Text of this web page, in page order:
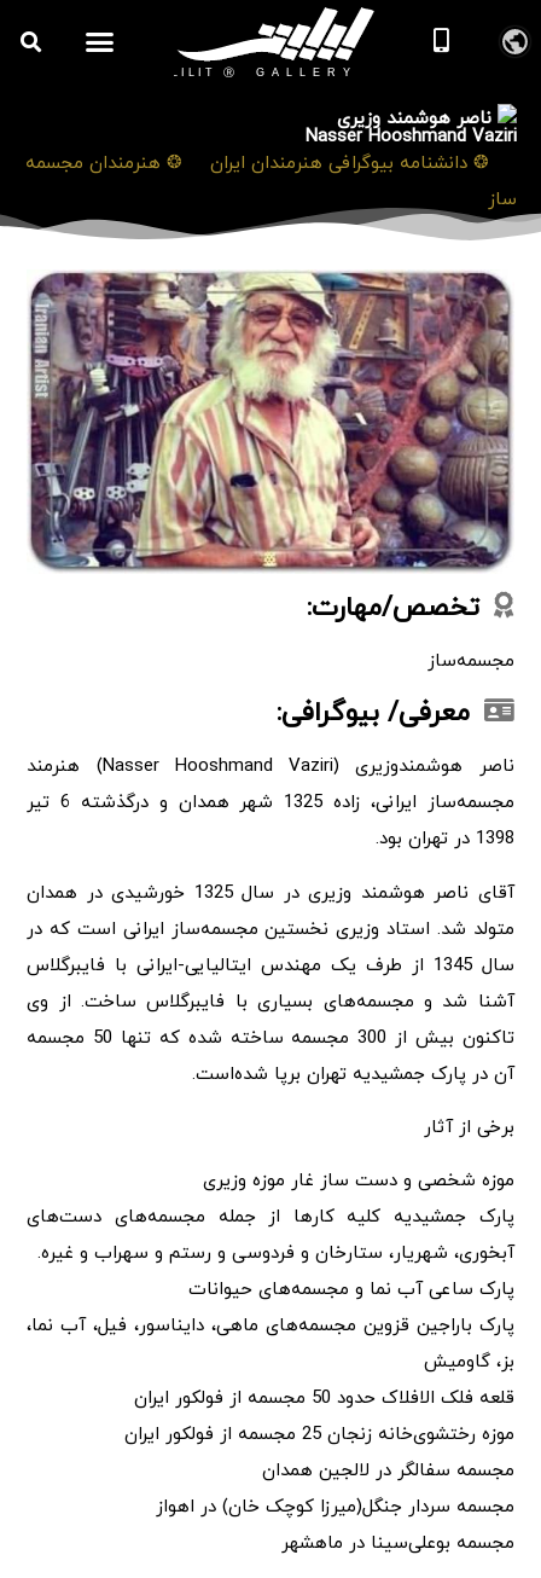
ناصر هوشمند وزیری
Nasser Hooshmand Vaziri
❂ دانشنامه بیوگرافی هنرمندان ایران
❂ هنرمندان مجسمه
ساز
تخصص/مهارت:
مجسمه‌ساز
معرفی/ بیوگرافی:
ناصر هوشمندوزیری (Nasser Hooshmand Vaziri) هنرمند
مجسمه‌ساز ایرانی، زاده 1325 شهر همدان و درگذشته 6 تیر
1398 در تهران بود.
آقای ناصر هوشمند وزیری در سال 1325 خورشیدی در همدان
متولد شد. استاد وزیری نخستین مجسمه‌ساز ایرانی است که در
سال 1345 از طرف یک مهندس ایتالیایی-ایرانی با فایبرگلاس
آشنا شد و مجسمه‌های بسیاری با فایبرگلاس ساخت. از وی
تاکنون بیش از 300 مجسمه ساخته شده که تنها 50 مجسمه
آن در پارک جمشیدیه تهران برپا شده‌است.
برخی از آثار
موزه شخصی و دست ساز غار موزه وزیری
پارک جمشیدیه کلیه کارها از جمله مجسمه‌های دست‌های
آبخوری، شهریار، ستارخان و فردوسی و رستم و سهراب و غیره.
پارک ساعی آب نما و مجسمه‌های حیوانات
پارک باراجین قزوین مجسمه‌های ماهی، دایناسور، فیل، آب نما،
بز، گاومیش
قلعه فلک الافلاک حدود 50 مجسمه از فولکور ایران
موزه رختشوی‌خانه زنجان 25 مجسمه از فولکور ایران
مجسمه سفالگر در لالجین همدان
مجسمه سردار جنگل(میرزا کوچک خان) در اهواز
مجسمه بوعلی‌سینا در ماهشهر